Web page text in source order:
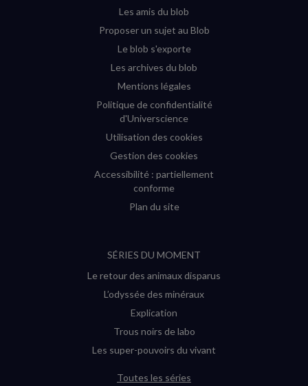
Les amis du blob
Proposer un sujet au Blob
Le blob s'exporte
Les archives du blob
Mentions légales
Politique de confidentialité
d'Universcience
Utilisation des cookies
Gestion des cookies
Accessibilité : partiellement
conforme
Plan du site
SÉRIES DU MOMENT
Le retour des animaux disparus
L’odyssée des minéraux
Explication
Trous noirs de labo
Les super-pouvoirs du vivant
Toutes les séries